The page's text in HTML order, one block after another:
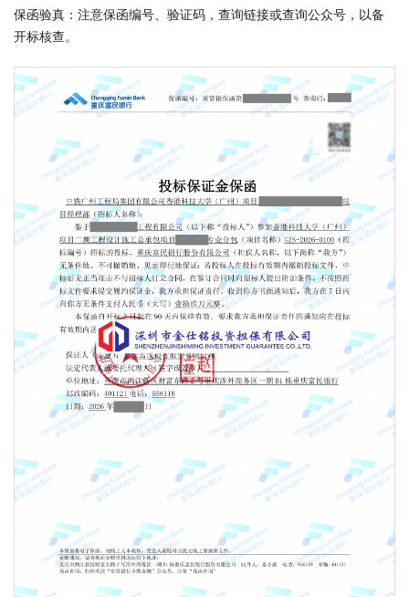
保函验真：注意保函编号、验证码，查询链接或查询公众号，以备
开标核查。